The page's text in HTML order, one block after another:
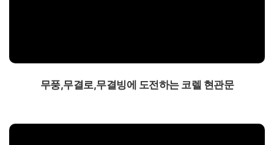
무풍,무결로,무결빙에 도전하는 코렐 현관문